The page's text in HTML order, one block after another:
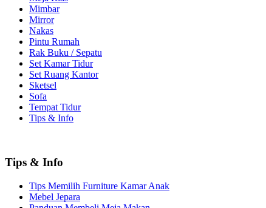
Mimbar
Mirror
Nakas
Pintu Rumah
Rak Buku / Sepatu
Set Kamar Tidur
Set Ruang Kantor
Sketsel
Sofa
Tempat Tidur
Tips & Info
Tips & Info
Tips Memilih Furniture Kamar Anak
Mebel Jepara